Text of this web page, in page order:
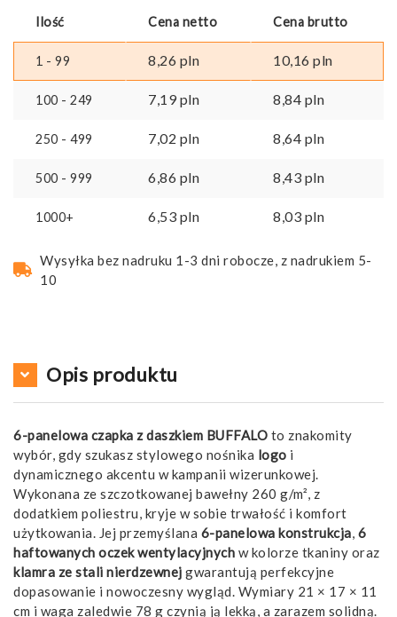
Ilość Cena netto Cena brutto
1 - 99 8,26 pln 10,16 pln
100 - 249 7,19pln 8,84 pln
250 - 499 7,02 pln 8,64 pln
500 - 999 6,86 pln 8,43 pln
1000+ 6,53 pln 8,03 pln
Wysyłka bez nadruku 1-3 dni robocze, z nadrukiem 5-
10
Opis produktu
6-panelowa czapka z daszkiem BUFFALO to znakomity
wybór, gdy szukasz stylowego nośnika logo i
dynamicznego akcentu w kampanii wizerunkowej.
Wykonana ze szczotkowanej bawełny 260 g/m², z
dodatkiem poliestru, kryje w sobie trwałość i komfort
użytkowania. Jej przemyślana 6-panelowa konstrukcja, 6
haftowanych oczek wentylacyjnych w kolorze tkaniny oraz
klamra ze stali nierdzewnej gwarantują perfekcyjne
dopasowanie i nowoczesny wygląd. Wymiary 21 × 17 × 11
cm i waga zaledwie 78 g czynią ją lekką, a zarazem solidną.